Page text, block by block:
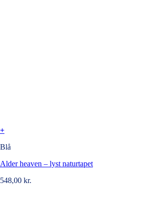
+
Blå
Alder heaven – lyst naturtapet
548,00 kr.